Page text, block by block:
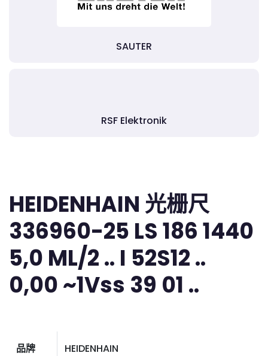
SAUTER
RSF Elektronik
HEIDENHAIN 光栅尺
336960-25 LS 186 1440
5,0 ML/2 .. I 52S12 ..
0,00 ~1Vss 39 01 ..
品牌 HEIDENHAIN